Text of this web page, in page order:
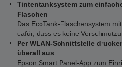
Tintentanksystem zum
Flaschen
Das EcoTank-Flaschensystem
dafür, dass es keine
Per WLAN-Schnittstelle
überall aus
Epson Smart Panel-App zum